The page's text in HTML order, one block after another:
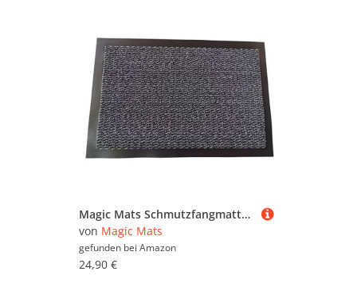
Magic Mats Schmutzfangmatte Türmatte Bern Farbe Anthrazit ca. 60 x 150 cm
von Magic Mats
gefunden bei Amazon
24,90 €